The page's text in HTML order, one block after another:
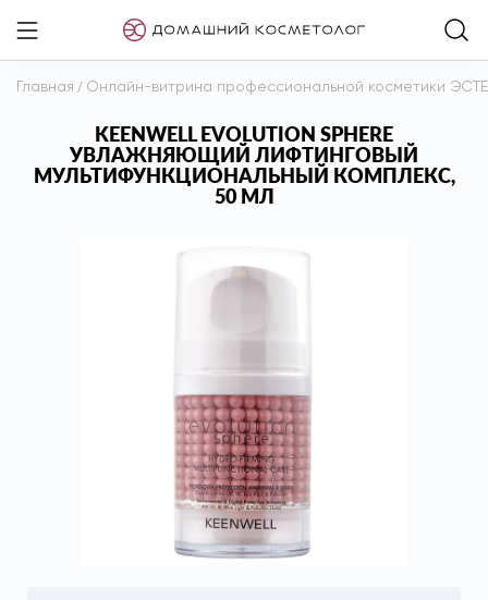
Главная / Онлайн-витрина профессиональной косметики
KEENWELL EVOLUTION SPHERE
УВЛАЖНЯЮЩИЙ ЛИФТИНГОВЫЙ
МУЛЬТИФУНКЦИОНАЛЬНЫЙ КОМПЛЕКС,
50 МЛ